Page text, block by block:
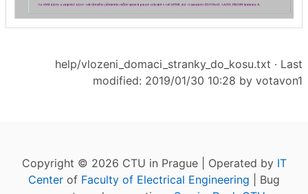
help/vlozeni_domaci_stranky_do_kosu.txt · Last
modified: 2019/01/30 10:28 by votavon1
Copyright © 2026 CTU in Prague | Operated by IT
Center of Faculty of Electrical Engineering | Bug